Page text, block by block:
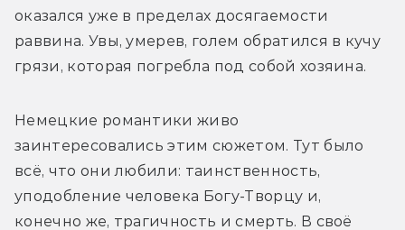
оказался уже в пределах досягаемости
раввина. Увы, умерев, голем обратился в кучу
грязи, которая погребла под собой хозяина.
Немецкие романтики живо
заинтересовались этим сюжетом. Тут было
всё, что они любили: таинственность,
уподобление человека Богу-Творцу и,
конечно же, трагичность и смерть. В своё